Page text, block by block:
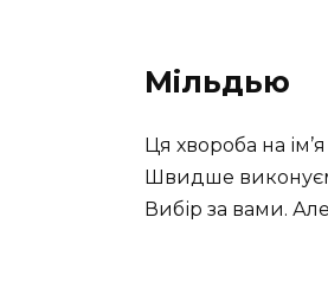
Мільдью
Ця хвороба на
Швидше
Вибір за вами.